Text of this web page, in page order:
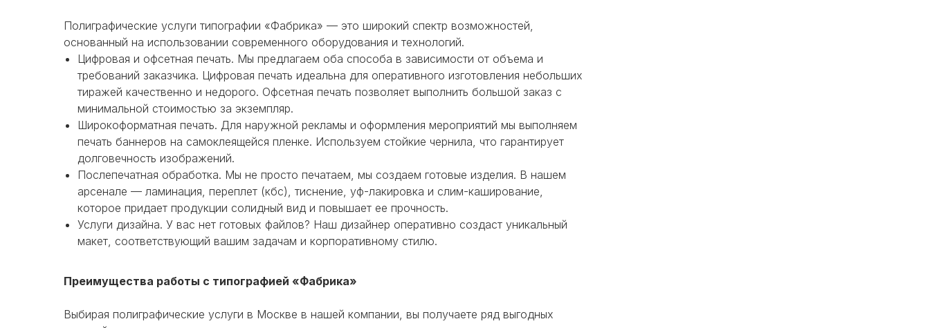
Полиграфические услуги типографии «Фабрика» — это широкий спектр возможностей,
основанный на использовании современного оборудования и технологий.
Цифровая и офсетная печать. Мы предлагаем оба способа в зависимости от объема и
требований заказчика. Цифровая печать идеальна для оперативного изготовления небольших
тиражей качественно и недорого. Офсетная печать позволяет выполнить большой заказ с
минимальной стоимостью за экземпляр.
Широкоформатная печать. Для наружной рекламы и оформления мероприятий мы выполняем
печать баннеров на самоклеящейся пленке. Используем стойкие чернила, что гарантирует
долговечность изображений.
Послепечатная обработка. Мы не просто печатаем, мы создаем готовые изделия. В нашем
арсенале — ламинация, переплет (кбс), тиснение, уф-лакировка и слим-каширование,
которое придает продукции солидный вид и повышает ее прочность.
Услуги дизайна. У вас нет готовых файлов? Наш дизайнер оперативно создаст уникальный
макет, соответствующий вашим задачам и корпоративному стилю.
Преимущества работы с типографией «Фабрика»
Выбирая полиграфические услуги в Москве в нашей компании, вы получаете ряд выгодных